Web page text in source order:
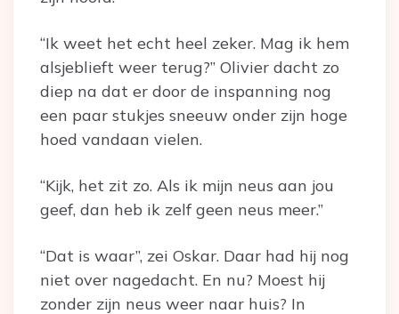
“Ik weet het echt heel zeker. Mag ik hem
alsjeblieft weer terug?” Olivier dacht zo
diep na dat er door de inspanning nog
een paar stukjes sneeuw onder zijn hoge
hoed vandaan vielen.
“Kijk, het zit zo. Als ik mijn neus aan jou
geef, dan heb ik zelf geen neus meer.”
“Dat is waar”, zei Oskar. Daar had hij nog
niet over nagedacht. En nu? Moest hij
zonder zijn neus weer naar huis? In